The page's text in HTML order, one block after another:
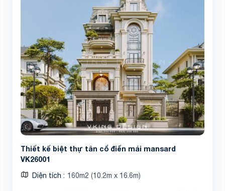
Thiết kế biệt thự tân cổ điển mái mansard
VK26001
Diện tích 160m2 (10.2m x 16.6m)